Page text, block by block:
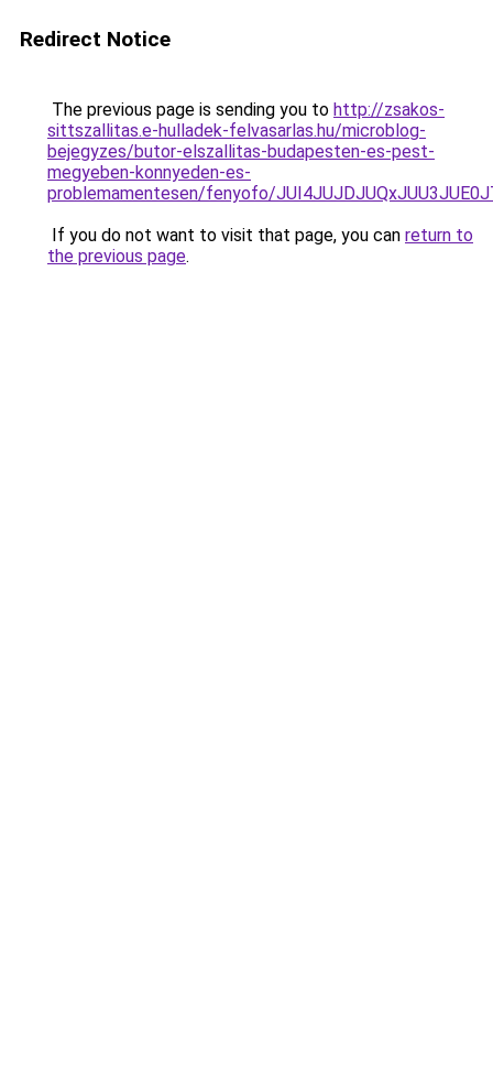
Redirect Notice
The previous page is sending you to http://zsakos-
sittszallitas.e-hulladek-felvasarlas.hu/microblog-
bejegyzes/butor-elszallitas-budapesten-es-pest-
megyeben-konnyeden-es-
problemamentesen/fenyofo/
If you do not want to visit that page, you can return to
the previous page.